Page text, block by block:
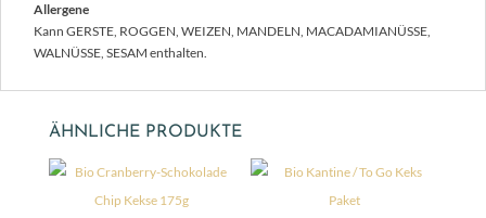
Allergene
Kann GERSTE, ROGGEN, WEIZEN, MANDELN, MACADAMIANÜSSE,
WALNÜSSE, SESAM enthalten.
ÄHNLICHE PRODUKTE